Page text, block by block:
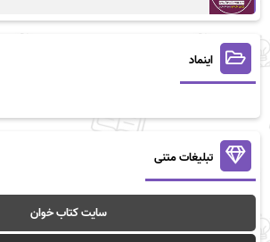
اینماد
تبلیغات متنی
سایت کتاب خوان